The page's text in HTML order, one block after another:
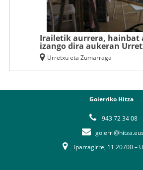
Irailetik aurrera, hainbat
izango dira aukeran
Urretxu eta Zumarraga
Goierriko Hitza
943 72 34 08
Iparragirre, 11 20700 –